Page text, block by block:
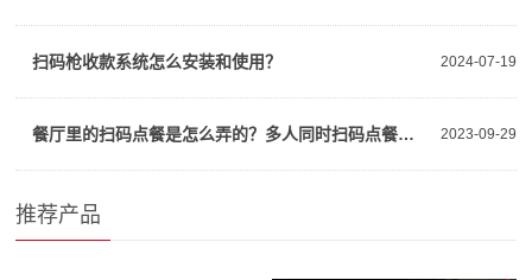
2024-07-19
扫码枪收款系统怎么安装和使用？
2023-09-29
餐厅里的扫码点餐是怎么弄的？多人同时扫码点餐真好
推荐产品